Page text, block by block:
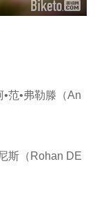
范•弗勒滕（An
斯（Rohan DE